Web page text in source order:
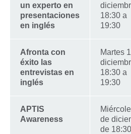
un experto en
presentaciones
en inglés
18:30 a
19:30
Afronta con
éxito las
entrevistas en
inglés
Martes
18:30 a
19:30
APTIS
Awareness
de
de